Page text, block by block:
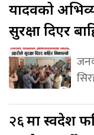
यादवको
सुरक्षा दिएर
२६मा स्वदेश